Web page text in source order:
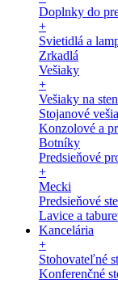
Doplnky do
+
Svietidlá a
Zrkadlá
Vešiaky
+
Vešiaky na
Stojanové
Konzolové a
Botníky
Predsieňové
+
Mecki
Predsieňové
Lavice a
Kancelária
+
Stohovateľné
Konferenčné